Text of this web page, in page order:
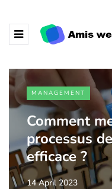
MANAGEMENT
Comment
processus
efficace ?
14 April 2023